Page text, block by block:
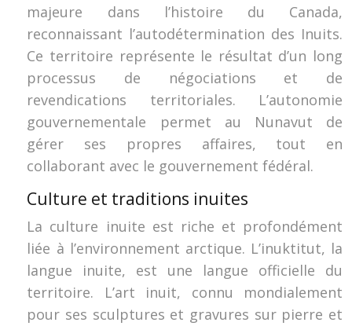
majeure dans l’histoire du Canada,
reconnaissant l’autodétermination des Inuits.
Ce territoire représente le résultat d’un long
processus de négociations et de
revendications territoriales. L’autonomie
gouvernementale permet au Nunavut de
gérer ses propres affaires, tout en
collaborant avec le gouvernement fédéral.
Culture et traditions inuites
La culture inuite est riche et profondément
liée à l’environnement arctique. L’inuktitut, la
langue inuite, est une langue officielle du
territoire. L’art inuit, connu mondialement
pour ses sculptures et gravures sur pierre et